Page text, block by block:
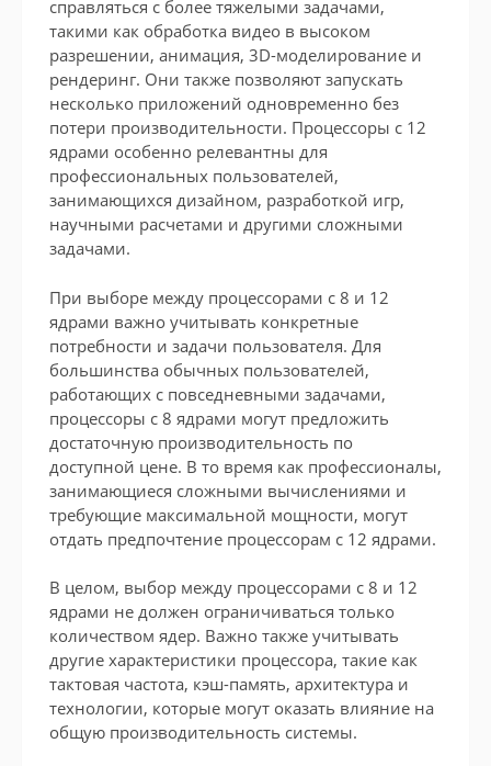
справляться с более тяжелыми задачами,
такими как обработка видео в высоком
разрешении, анимация, 3D-моделирование и
рендеринг. Они также позволяют запускать
несколько приложений одновременно без
потери производительности. Процессоры с 12
ядрами особенно релевантны для
профессиональных пользователей,
занимающихся дизайном, разработкой игр,
научными расчетами и другими сложными
задачами.
При выборе между процессорами с 8 и 12
ядрами важно учитывать конкретные
потребности и задачи пользователя. Для
большинства обычных пользователей,
работающих с повседневными задачами,
процессоры с 8 ядрами могут предложить
достаточную производительность по
доступной цене. В то время как профессионалы,
занимающиеся сложными вычислениями и
требующие максимальной мощности, могут
отдать предпочтение процессорам с 12 ядрами.
В целом, выбор между процессорами с 8 и 12
ядрами не должен ограничиваться только
количеством ядер. Важно также учитывать
другие характеристики процессора, такие как
тактовая частота, кэш-память, архитектура и
технологии, которые могут оказать влияние на
общую производительность системы.